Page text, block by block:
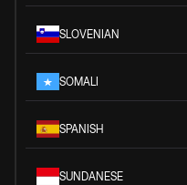
SLOVENIAN
SOMALI
SPANISH
SUNDANESE